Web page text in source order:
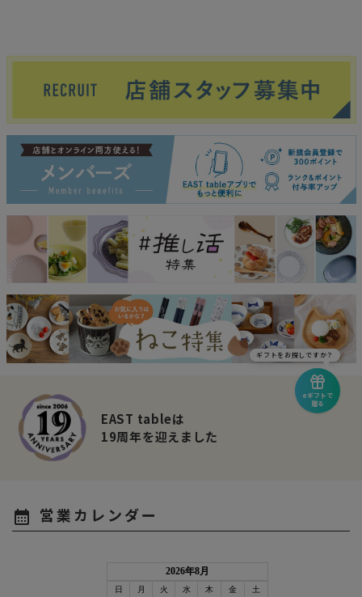
EAST tableは
19周年を迎えました
calendar_month 営業カレンダー
eギフトで
贈る
ギフトをお探しですか？